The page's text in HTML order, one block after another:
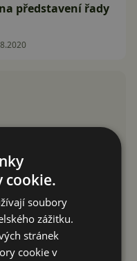
představení řady
cookie.
soubory
zážitku.
stránek
cookie v